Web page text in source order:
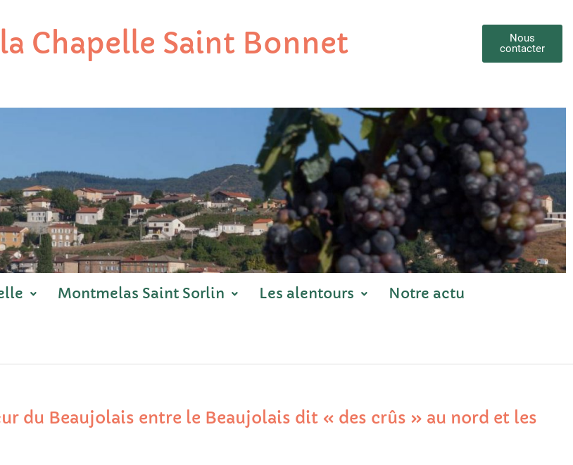
Chapelle Saint Bonnet
Nous
contacter
Montmelas Saint Sorlin Les alentours Notre actu
du Beaujolais entre le Beaujolais dit « des crûs » au nord et les